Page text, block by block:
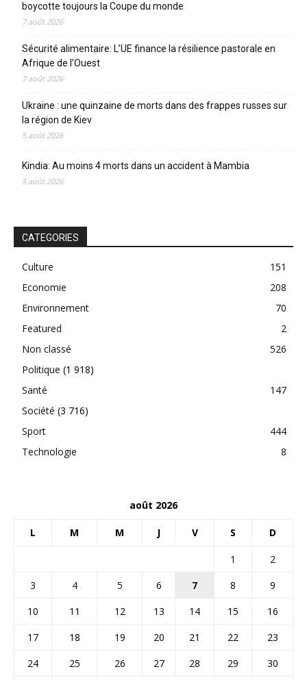
boycotte toujours la Coupe du monde
7 août 2026
Sécurité alimentaire: L’UE finance la résilience pastorale en
Afrique de l’Ouest
7 août 2026
Ukraine : une quinzaine de morts dans des frappes russes sur
la région de Kiev
5 août 2026
Kindia: Au moins 4 morts dans un accident à Mambia
5 août 2026
CATEGORIES
Culture
151
Economie
208
Environnement
70
Featured
2
Non classé
526
Politique (1 918)
Santé
147
Société (3 716)
Sport
444
Technologie
8
août 2026
L M M J V S D
1
2
3
4 5 6 7 8
9
10
11 12 13 14 15
16
17
18 19 20 21 22
23
24
25 26 27 28 29
30